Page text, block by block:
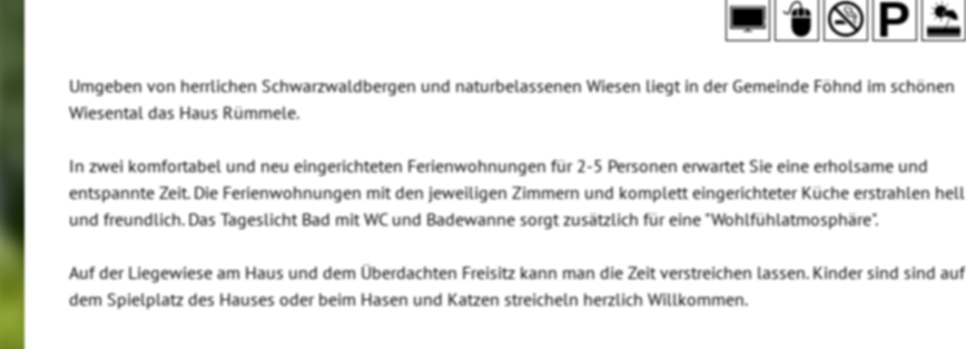
Umgeben von herrlichen Schwarzwaldbergen und naturbelassenen Wiesen liegt in der Gemeinde Föhnd im schönen
Wiesental das Haus Rümmele.
In zwei komfortabel und neu eingerichteten Ferienwohnungen für 2-5 Personen erwartet Sie eine erholsame und
entspannte Zeit. Die Ferienwohnungen mit den jeweiligen Zimmern und komplett eingerichteter Küche erstrahlen hell
und freundlich. Das Tageslicht Bad mit WC und Badewanne sorgt zusätzlich für eine "Wohlfühlatmosphäre".
Auf der Liegewiese am Haus und dem Überdachten Freisitz kann man die Zeit verstreichen lassen. Kinder sind sind auf
dem Spielplatz des Hauses oder beim Hasen und Katzen streicheln herzlich Willkommen.